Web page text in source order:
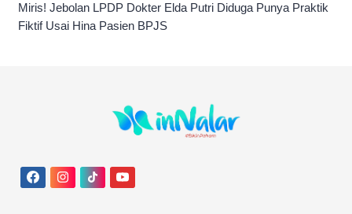
Miris! Jebolan LPDP Dokter Elda Putri Diduga Punya Praktik
Fiktif Usai Hina Pasien BPJS